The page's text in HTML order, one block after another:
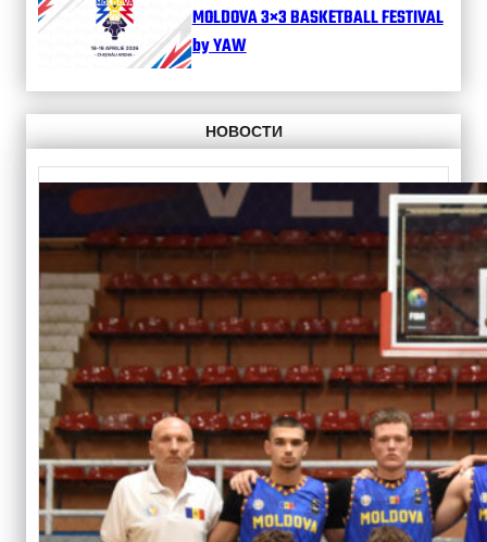
MOLDOVA 3×3 BASKETBALL FESTIVAL
by YAW
НОВОСТИ